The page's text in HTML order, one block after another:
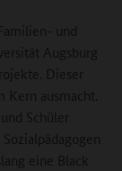
und
Augsburg
Dieser
Kern ausmacht.
Schüler
eine Black